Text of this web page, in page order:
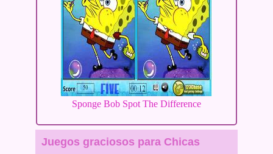
Sponge Bob Spot The Difference
Juegos graciosos para Chicas